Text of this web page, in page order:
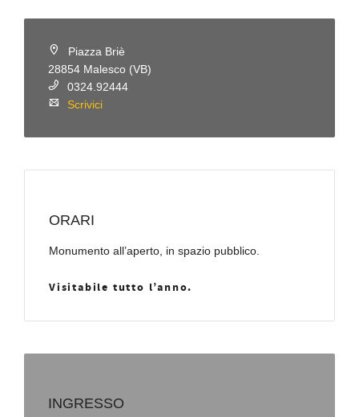
Piazza Briè
28854 Malesco (VB)
0324.92444
Scrivici
ORARI
Monumento all’aperto, in spazio pubblico.
Visitabile tutto l’anno.
INGRESSO